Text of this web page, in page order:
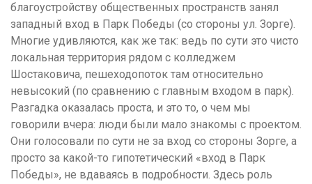
благоустройству общественных пространств занял
западный вход в Парк Победы (со стороны ул. Зорге).
Многие удивляются, как же так: ведь по сути это чисто
локальная территория рядом с колледжем
Шостаковича, пешеходопоток там относительно
невысокий (по сравнению с главным входом в парк).
Разгадка оказалась проста, и это то, о чем мы
говорили вчера: люди были мало знакомы с проектом.
Они голосовали по сути не за вход со стороны Зорге, а
просто за какой-то гипотетический «вход в Парк
Победы», не вдаваясь в подробности. Здесь роль